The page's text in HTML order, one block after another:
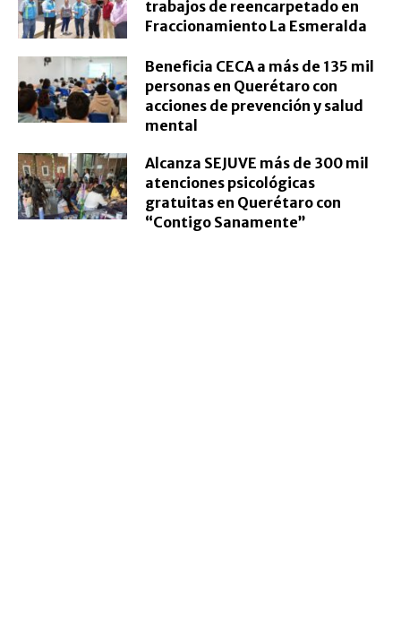
trabajos de reencarpetado en
Fraccionamiento La Esmeralda
Beneficia CECA a más de 135 mil
personas en Querétaro con
acciones de prevención y salud
mental
Alcanza SEJUVE más de 300 mil
atenciones psicológicas
gratuitas en Querétaro con
“Contigo Sanamente”